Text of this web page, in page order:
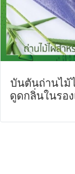
บันตันถ่านไม้
ดูดกลิ่นในรอ